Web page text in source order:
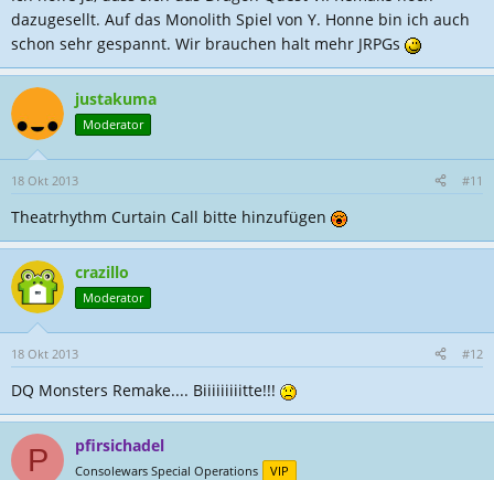
dazugesellt. Auf das Monolith Spiel von Y. Honne bin ich auch
schon sehr gespannt. Wir brauchen halt mehr JRPGs
justakuma
Moderator
18 Okt 2013 #11
Theatrhythm Curtain Call bitte hinzufügen
crazillo
Moderator
18 Okt 2013 #12
DQ Monsters Remake.... Biiiiiiiiitte!!!
P pfirsichadel
Consolewars Special Operations VIP